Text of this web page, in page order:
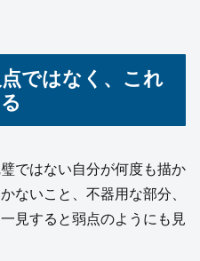
ではなく、これ
ではない自分が何度も描か
ないこと、不器用な部分、
見すると弱点のようにも見